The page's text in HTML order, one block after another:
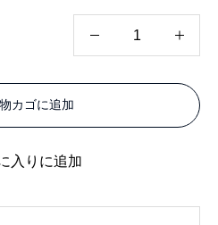
ル
リ
カゴに追加
入りに追加